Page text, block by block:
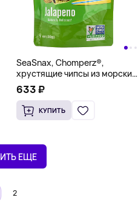
SeaSnax, Chomperz®,
хрустящие чипсы из морских
водорослей, халапеньо, 30 г
(1 унция)
633 ₽
КУПИТЬ
ЕЩЕ
2